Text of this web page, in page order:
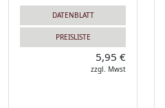
DATENBLATT
PREISLISTE
5,95 €
zzgl. Mwst